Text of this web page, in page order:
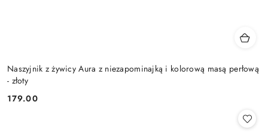
Naszyjnik z żywicy Aura z niezapominajką i kolorową masą perłową
- złoty
Cena:
179.00